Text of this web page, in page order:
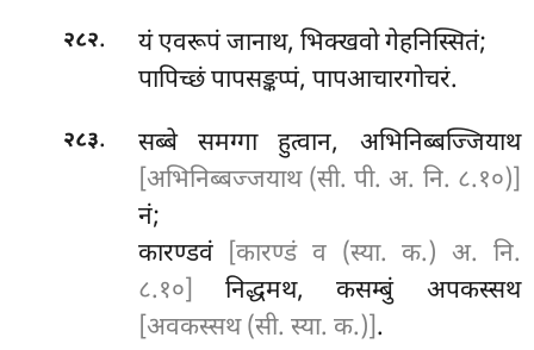
२८२.
यं एवरूपं जानाथ, भिक्खवो गेहनिस्सितं;
पापिच्छं पापसङ्कप्पं, पापआचारगोचरं.
२८३. सब्बेसमग्गा हुत्वान, अभिनिब्बज्जियाथ
[अभिनिब्बज्जयाथ (सी. पी. अ. नि. ८.१०)]
नं;
कारण्डवं [कारण्डं व (स्या. क.) अ. नि.
८.१०] निद्धमथ, कसम्बुं अपकस्सथ
[अवकस्सथ (सी. स्या. क.)].